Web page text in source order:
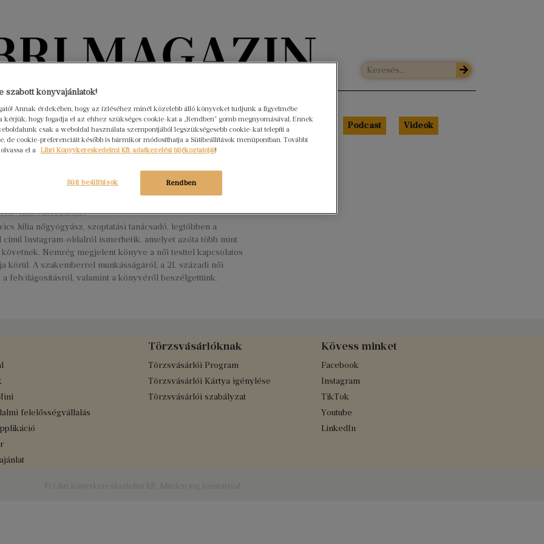
Könyvektől az olvasókig
Interjúk Beleolvasó A hónap könyvei HÍREK Libri Portré Podcast Videók
jelenik meg” – interjú Dr.
18. Nincs hozzászólás
Júlia nőgyógyász, szoptatási tanácsadó, legtöbben a
című Instagram-oldalról ismerhetik, amelyet azóta több mint
Nemrég megjelent könyve a női testtel kapcsolatos
körül. A szakemberrel munkásságáról, a 21. századi női
a felvilágosításról, valamint a könyvéről beszélgettünk.
felelősségvállalás
Törzsvásárlóknak
Törzsvásárlói Program
Törzsvásárlói Kártya igénylése
Törzsvásárlói szabályzat
Kövess minket
Facebook
Instagram
TikTok
Youtube
LinkedIn
szabott könyvajánlatok!
Annak érdekében, hogy az ízléséhez minél közelebb álló könyveket tudjunk a figyelmébe
kérjük, hogy fogadja el az ehhez szükséges cookie-kat a „Rendben” gomb megnyomásával. Ennek
csak a weboldal használata szempontjából legszükségesebb cookie-kat telepíti a
de cookie-preferenciáit később is bármikor módosíthatja a Sütibeállítások menüpontban. További
el a Libri Könyvkereskedelmi Kft. adatkezelési tájékoztatóját!
Rendben
Süti beállítások